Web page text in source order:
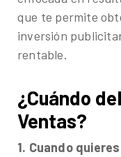
que te permite
inversión
rentable.
¿Cuándo
Ventas?
1. Cuando